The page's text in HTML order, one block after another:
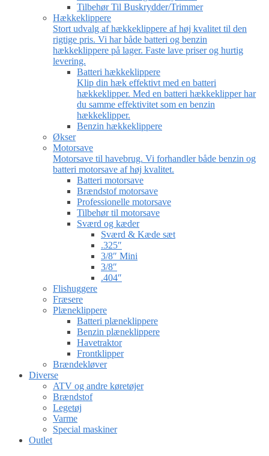
Tilbehør Til Buskrydder/Trimmer
Hækkeklippere
Stort udvalg af hækkeklippere af høj kvalitet til den
rigtige pris. Vi har både batteri og benzin
hækkeklippere på lager. Faste lave priser og hurtig
levering.
Batteri hækkeklippere
Klip din hæk effektivt med en batteri
hækkeklipper. Med en batteri hækkeklipper har
du samme effektivitet som en benzin
hækkeklipper.
Benzin hækkeklippere
Økser
Motorsave
Motorsave til havebrug. Vi forhandler både benzin og
batteri motorsave af høj kvalitet.
Batteri motorsave
Brændstof motorsave
Professionelle motorsave
Tilbehør til motorsave
Sværd og kæder
Sværd & Kæde sæt
.325″
3/8″ Mini
3/8″
.404″
Flishuggere
Fræsere
Plæneklippere
Batteri plæneklippere
Benzin plæneklippere
Havetraktor
Frontklipper
Brændekløver
Diverse
ATV og andre køretøjer
Brændstof
Legetøj
Varme
Special maskiner
Outlet